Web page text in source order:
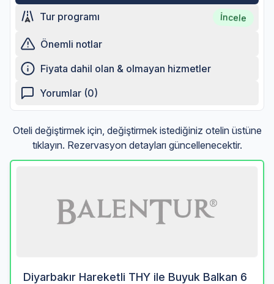
Tur programı
İncele
Önemli notlar
Fiyata dahil olan & olmayan hizmetler
Yorumlar (0)
Oteli değiştirmek için, değiştirmek istediğiniz otelin üstüne
tıklayın. Rezervasyon detayları güncellenecektir.
Diyarbakır Hareketli THY ile Buyuk Balkan 6